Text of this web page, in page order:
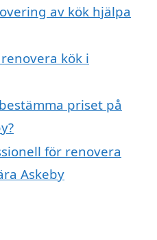
av kök hjälpa
kök i
priset på
för renovera
Askeby